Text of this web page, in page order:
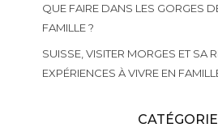
QUE FAIRE DANS LES GORGES
FAMILLE ?
SUISSE, VISITER MORGES ET SA
EXPÉRIENCES À VIVRE EN